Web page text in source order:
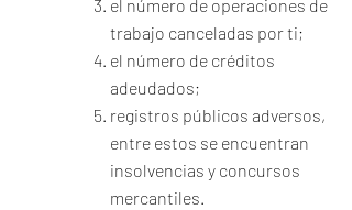
el número de operaciones de
trabajo canceladas por ti;
el número de créditos
adeudados;
registros públicos adversos,
entre estos se encuentran
insolvencias y concursos
mercantiles.